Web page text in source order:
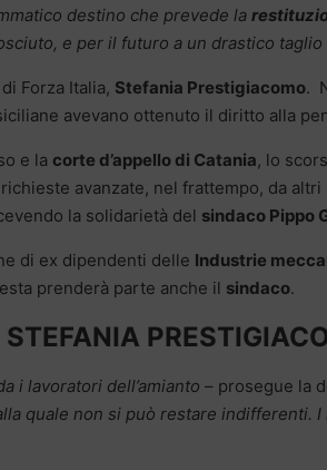
destino che prevede la
e per il futuro a un drastico
Forza Italia, Stefania Prestigiacomo.
avevano ottenuto il diritto alla
e la corte d’appello di Catania, lo
avanzate, nel frattempo, da
la solidarietà del sindaco Pippo
di ex dipendenti delle Industrie
prenderà parte anche il sindaco.
STEFANIA
i lavoratori dell’amianto – prosegue la
quale non si può restare indifferenti.